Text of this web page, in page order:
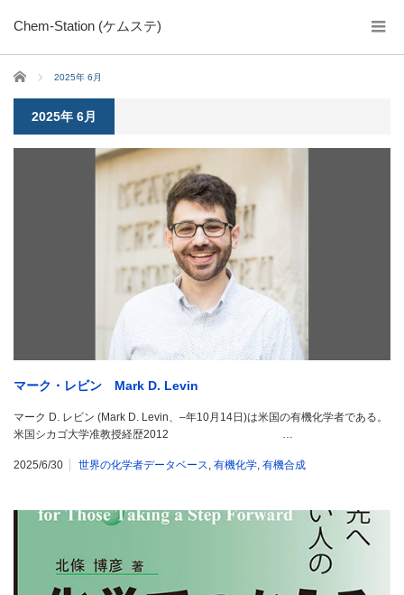
Chem-Station (ケムステ)
ホーム 2025年 6月
2025年 6月
マーク・レビン Mark D. Levin
マーク D. レビン (Mark D. Levin、–年10月14日)は米国の有機化学者である。
米国シカゴ大学准教授経歴2012 …
2025/6/30 世界の化学者データベース, 有機化学, 有機合成